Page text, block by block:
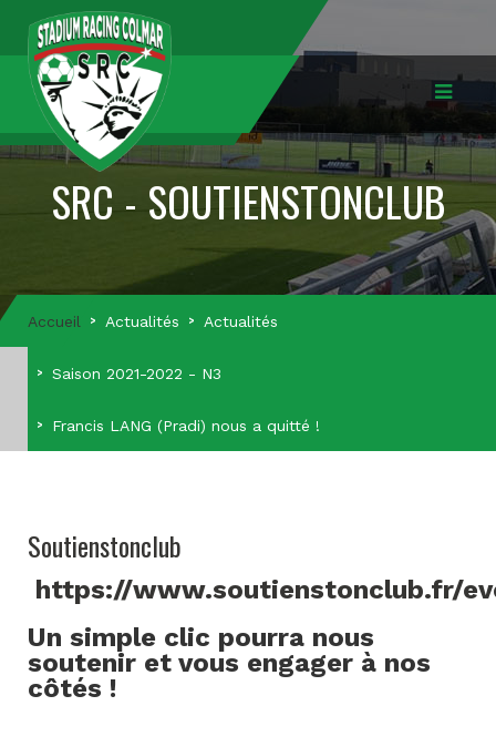
SRC - SOUTIENSTONCLUB
Accueil Actualités Actualités
Saison 2021-2022 - N3
Francis LANG (Pradi) nous a quitté !
Soutienstonclub
https://www.soutienstonclub.fr/
Un simple clic pourra nous
soutenir et vous engager à nos
côtés !